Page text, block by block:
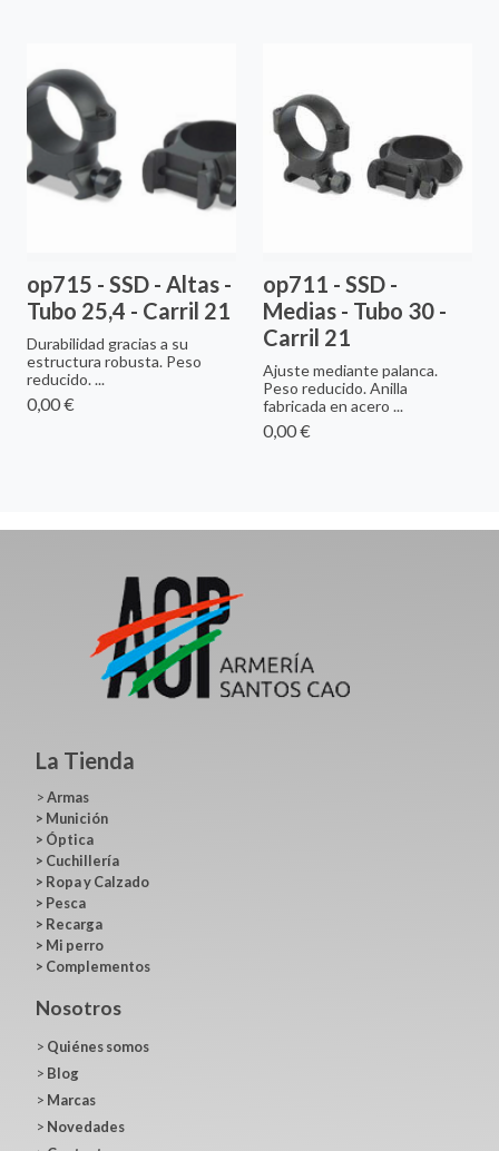
op715 - SSD - Altas -
Tubo 25,4 - Carril 21
Durabilidad gracias a su
estructura robusta. Peso
reducido. ...
0,00 €
op711 - SSD -
Medias - Tubo 30 -
Carril 21
Ajuste mediante palanca.
Peso reducido. Anilla
fabricada en acero ...
0,00 €
La Tienda
>Armas
> Munición
> Óptica
> Cuchillería
> Ropa y Calzado
> Pesca
> Recarga
> Mi perro
> Complementos
Nosotros
> Quiénes somos
> Blog
> Marcas
> Novedades